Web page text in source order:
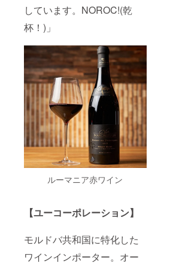
しています。NOROC!(乾
杯！)」
ルーマニア赤ワイン
【ユーコーポレーション】
モルドバ共和国に特化した
ワインインポーター。オー